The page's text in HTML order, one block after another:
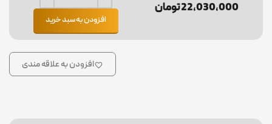
22,030,000 تومان
افزودن به سبد خرید
افزودن به علاقه مندی